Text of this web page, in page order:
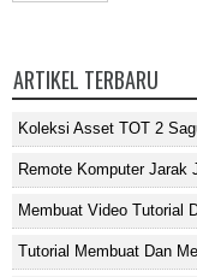
ARTIKEL TERBARU
Koleksi Asset TOT 2
Remote Komputer Jarak
Membuat Video Tutorial
Tutorial Membuat Dan